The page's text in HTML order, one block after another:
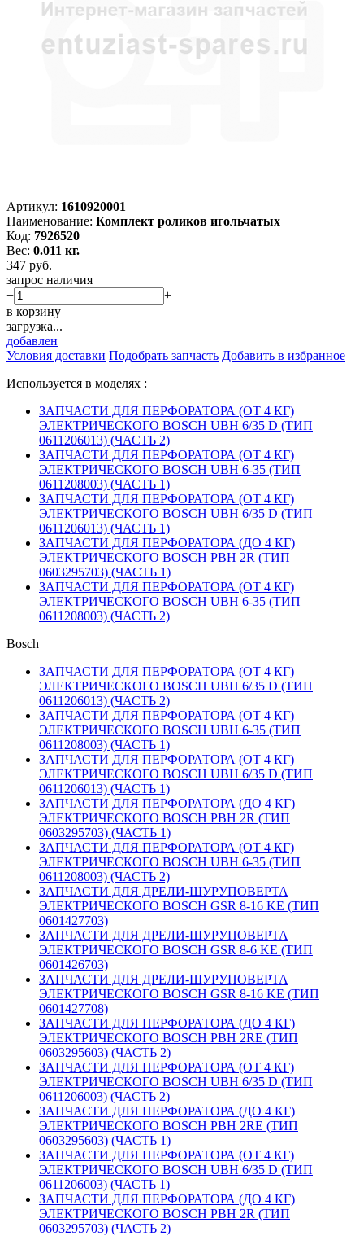
Артикул: 1610920001
Наименование: Комплект роликов игольчатых
Код: 7926520
Вес: 0.011 кг.
347 руб.
запрос наличия
−
+
в корзину
загрузка...
добавлен
Условия доставки Подобрать запчасть Добавить в избранное
Используется в моделях :
ЗАПЧАСТИ ДЛЯ ПЕРФОРАТОРА (ОТ 4 КГ)
ЭЛЕКТРИЧЕСКОГО BOSCH UBH 6/35 D (ТИП
0611206013) (ЧАСТЬ 2)
ЗАПЧАСТИ ДЛЯ ПЕРФОРАТОРА (ОТ 4 КГ)
ЭЛЕКТРИЧЕСКОГО BOSCH UBH 6-35 (ТИП
0611208003) (ЧАСТЬ 1)
ЗАПЧАСТИ ДЛЯ ПЕРФОРАТОРА (ОТ 4 КГ)
ЭЛЕКТРИЧЕСКОГО BOSCH UBH 6/35 D (ТИП
0611206013) (ЧАСТЬ 1)
ЗАПЧАСТИ ДЛЯ ПЕРФОРАТОРА (ДО 4 КГ)
ЭЛЕКТРИЧЕСКОГО BOSCH PBH 2R (ТИП
0603295703) (ЧАСТЬ 1)
ЗАПЧАСТИ ДЛЯ ПЕРФОРАТОРА (ОТ 4 КГ)
ЭЛЕКТРИЧЕСКОГО BOSCH UBH 6-35 (ТИП
0611208003) (ЧАСТЬ 2)
Bosch
ЗАПЧАСТИ ДЛЯ ПЕРФОРАТОРА (ОТ 4 КГ)
ЭЛЕКТРИЧЕСКОГО BOSCH UBH 6/35 D (ТИП
0611206013) (ЧАСТЬ 2)
ЗАПЧАСТИ ДЛЯ ПЕРФОРАТОРА (ОТ 4 КГ)
ЭЛЕКТРИЧЕСКОГО BOSCH UBH 6-35 (ТИП
0611208003) (ЧАСТЬ 1)
ЗАПЧАСТИ ДЛЯ ПЕРФОРАТОРА (ОТ 4 КГ)
ЭЛЕКТРИЧЕСКОГО BOSCH UBH 6/35 D (ТИП
0611206013) (ЧАСТЬ 1)
ЗАПЧАСТИ ДЛЯ ПЕРФОРАТОРА (ДО 4 КГ)
ЭЛЕКТРИЧЕСКОГО BOSCH PBH 2R (ТИП
0603295703) (ЧАСТЬ 1)
ЗАПЧАСТИ ДЛЯ ПЕРФОРАТОРА (ОТ 4 КГ)
ЭЛЕКТРИЧЕСКОГО BOSCH UBH 6-35 (ТИП
0611208003) (ЧАСТЬ 2)
ЗАПЧАСТИ ДЛЯ ДРЕЛИ-ШУРУПОВЕРТА
ЭЛЕКТРИЧЕСКОГО BOSCH GSR 8-16 KE (ТИП
0601427703)
ЗАПЧАСТИ ДЛЯ ДРЕЛИ-ШУРУПОВЕРТА
ЭЛЕКТРИЧЕСКОГО BOSCH GSR 8-6 KE (ТИП
0601426703)
ЗАПЧАСТИ ДЛЯ ДРЕЛИ-ШУРУПОВЕРТА
ЭЛЕКТРИЧЕСКОГО BOSCH GSR 8-16 KE (ТИП
0601427708)
ЗАПЧАСТИ ДЛЯ ПЕРФОРАТОРА (ДО 4 КГ)
ЭЛЕКТРИЧЕСКОГО BOSCH PBH 2RE (ТИП
0603295603) (ЧАСТЬ 2)
ЗАПЧАСТИ ДЛЯ ПЕРФОРАТОРА (ОТ 4 КГ)
ЭЛЕКТРИЧЕСКОГО BOSCH UBH 6/35 D (ТИП
0611206003) (ЧАСТЬ 2)
ЗАПЧАСТИ ДЛЯ ПЕРФОРАТОРА (ДО 4 КГ)
ЭЛЕКТРИЧЕСКОГО BOSCH PBH 2RE (ТИП
0603295603) (ЧАСТЬ 1)
ЗАПЧАСТИ ДЛЯ ПЕРФОРАТОРА (ОТ 4 КГ)
ЭЛЕКТРИЧЕСКОГО BOSCH UBH 6/35 D (ТИП
0611206003) (ЧАСТЬ 1)
ЗАПЧАСТИ ДЛЯ ПЕРФОРАТОРА (ДО 4 КГ)
ЭЛЕКТРИЧЕСКОГО BOSCH PBH 2R (ТИП
0603295703) (ЧАСТЬ 2)